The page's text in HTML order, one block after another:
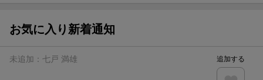
が当たる！
条件達成で楽天限定・宝塚歌劇 宙組貸切公演ペアチケット
お気に入り新着通知
未追加： 七戸 満雄 追加する